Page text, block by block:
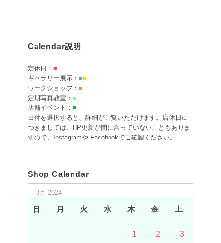
Calendar説明
定休日： ■
ギャラリー展示： ■■
ワークショップ： ■
定期写真教室： ■
店舗イベント： ■
日付を選択すると、詳細がご覧いただけます。店休日に
つきましては、HP更新が間に合っていないこともありま
すので、Instagramや Facebookでご確認ください。
Shop Calendar
8月 2024
日 月 火 水 木 金 土
1 2 3